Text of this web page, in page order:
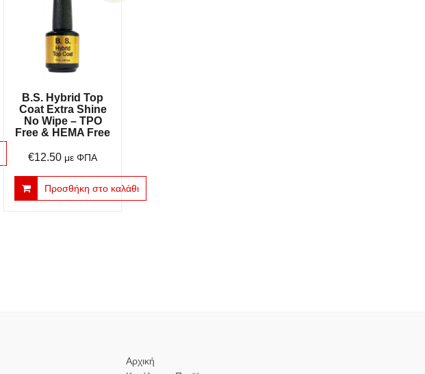
B.S. Hybrid Top
Coat Extra Shine
No Wipe – TPO
Free & HEMA Free
€12.50 με ΦΠΑ
Προσθήκη στο καλάθι
Αρχική